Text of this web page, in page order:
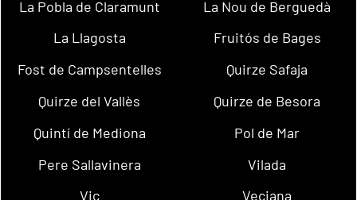
La Pobla de Claramunt
La Nou de Berguedà
La Llagosta
Fruitós de Bages
Fost de Campsentelles
Quirze Safaja
Quirze del Vallès
Quirze de Besora
Quintí de Mediona
Pol de Mar
Pere Sallavinera
Vilada
Vic
Veciana